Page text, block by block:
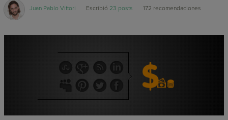
Juan Pablo Vittori Escribió23 posts 172 recomendaciones